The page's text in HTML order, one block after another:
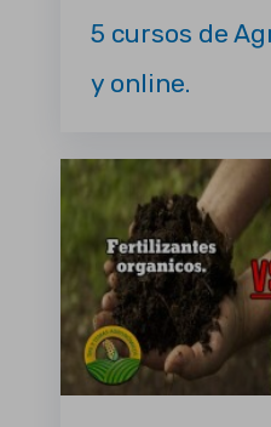
5 cursos de
y online.